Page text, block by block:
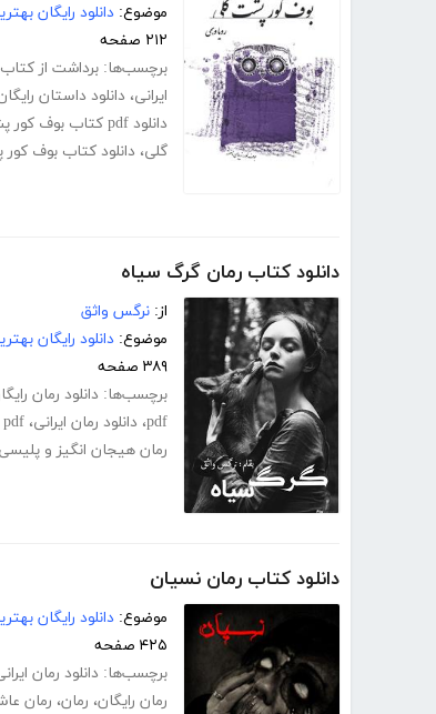
موضوع: دانلود رایگان
۲۱۲ صفحه
برچسب‌ها: برداشت از
ایرانی، دانلود داستان
دانلود pdf کتاب بوف کور پشت گلی
گلی، دانلود کتاب بوف
دانلود کتاب رمان گرگ سیاه
از: نرگس واثق
موضوع: دانلود رایگان
۳۸۹ صفحه
برچسب‌ها: دانلود رمان
pdf، دانلود رمان ایرانی، pdf عاشقانه
رمان هیجان انگیز و پلیسی
دانلود کتاب رمان نسیان
موضوع: دانلود رایگان
۴۲۵ صفحه
برچسب‌ها: دانلود رمان
رمان رایگان، رمان، رمان